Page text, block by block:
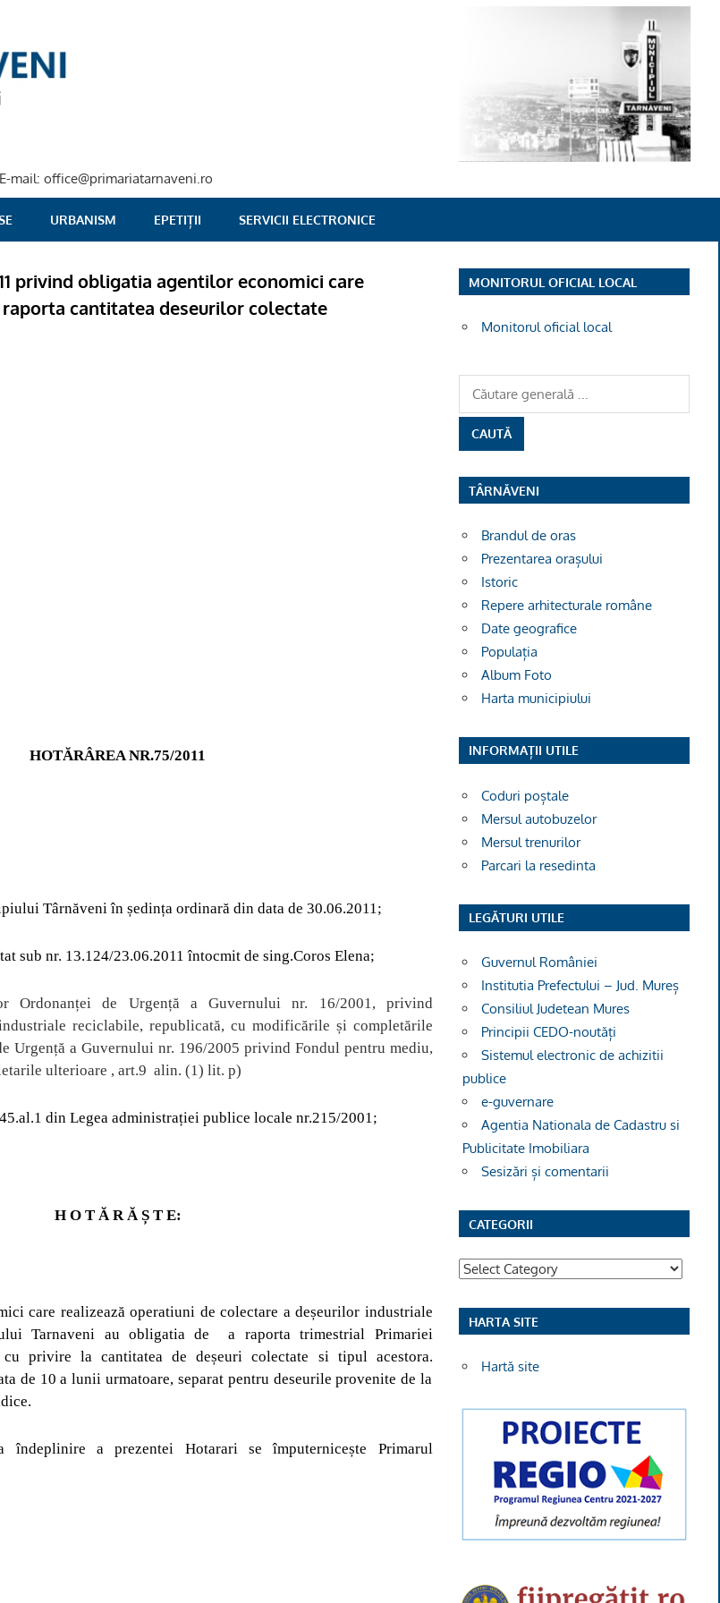
mail: office@primariatarnaveni.ro
URBANISM EPETIȚII SERVICII ELECTRONICE
privind obligatia agentilor economici care
raporta cantitatea deseurilor colectate
HOTĂRÂREA NR.75/2011
Târnăveni în ședința ordinară din data de 30.06.2011 ;
sub nr. 13.124/23.06.2011 întocmit de sing.Coros Elena;
Ordonanței de Urgență a Guvernului nr. 16/2001, privind
reciclabile, republicată, cu modificările și completările
Urgență a Guvernului nr. 196/2005 privind Fondul pentru mediu,
ulterioare , art.9 alin. (1) lit. p)
din Legea administrației publice locale nr.215/2001 ;
H O T Ă R Ă Ș T E:
care realizează operatiuni de colectare a deșeurilor industriale
Tarnaveni au obligatia de
a raporta trimestrial Primariei
privire la cantitatea de deșeuri colectate si tipul acestora.
de 10 a lunii urmatoare, separat pentru deseurile provenite de la
îndeplinire a prezentei Hotarari se împuternicește Primarul
MONITORUL OFICIAL LOCAL
Monitorul oficial local
TÂRNĂVENI
Brandul de oras
Prezentarea orașului
Istoric
Repere arhitecturale române
Date geografice
Populația
Album Foto
Harta municipiului
INFORMAȚII UTILE
Coduri poștale
Mersul autobuzelor
Mersul trenurilor
Parcari la resedinta
LEGĂTURI UTILE
Guvernul României
Institutia Prefectului – Jud. Mureș
Consiliul Judetean Mures
Principii CEDO-noutăți
Sistemul electronic de achizitii
publice
e-guvernare
Agentia Nationala de Cadastru si
Publicitate Imobiliara
Sesizări și comentarii
CATEGORII
Categorii
HARTA SITE
Hartă site